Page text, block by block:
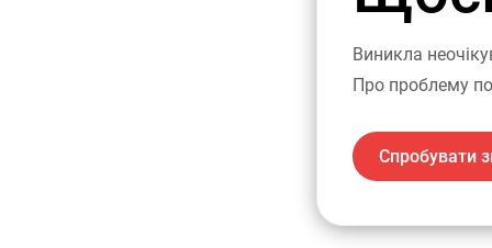
Виникла
Про проблему
Спробувати